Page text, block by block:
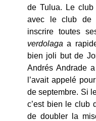
de Tulua. Le
avec le club de
inscrire toutes
verdolaga a
bien joli but de
Andrés Andrade
l’avait appelé
de septembre. Si
c’est bien le club
de doubler la